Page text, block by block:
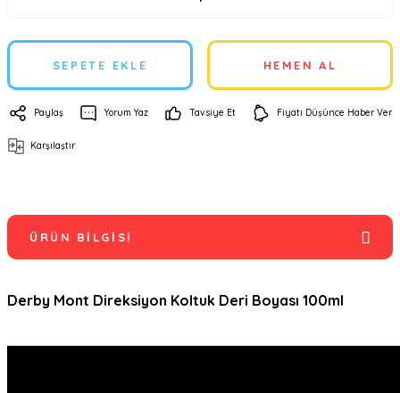
SEPETE EKLE HEMEN AL
Paylaş Yorum Yaz Tavsiye Et Fiyatı Düşünce Haber Ver
Karşılaştır
ÜRÜN BILGISI
Derby Mont Direksiyon Koltuk Deri Boyası 100ml